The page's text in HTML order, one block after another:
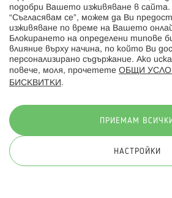
Hippoland.ro
Последвайте ни:
© 2026 Hippoland.net. Всички
подобри Вашето изживяване в сайта.
“Съгласявам се”, можем да Ви
изживяване по време на Вашето
Блокирането на определени типове
влияние върху начина, по който Ви
персонализирано съдържание. Ако
повече, моля, прочетете ОБЩИ
БИСКВИТКИ .
ПРИЕМАМ ВСИЧКИ
НАСТРОЙКИ